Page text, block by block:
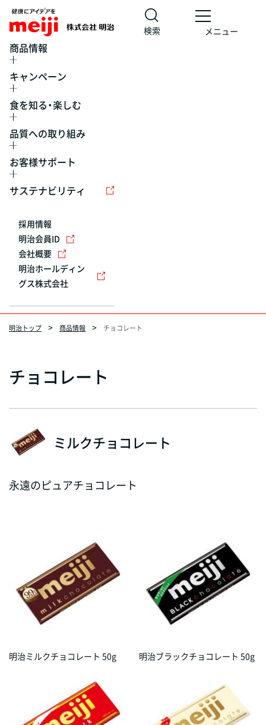
検索 メニュー
商品情報
キャンペーン
食を知る・楽しむ
品質への取り組み
お客様サポート
サステナビリティ
採用情報
明治会員ID
会社概要
明治ホールディン
グス株式会社
明治トップ 商品情報 チョコレート
チョコレート
ミルクチョコレート
永遠のピュアチョコレート
明治ミルクチョコレート 50g 明治ブラックチョコレート 50g